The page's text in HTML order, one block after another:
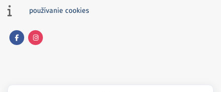
používanie cookies